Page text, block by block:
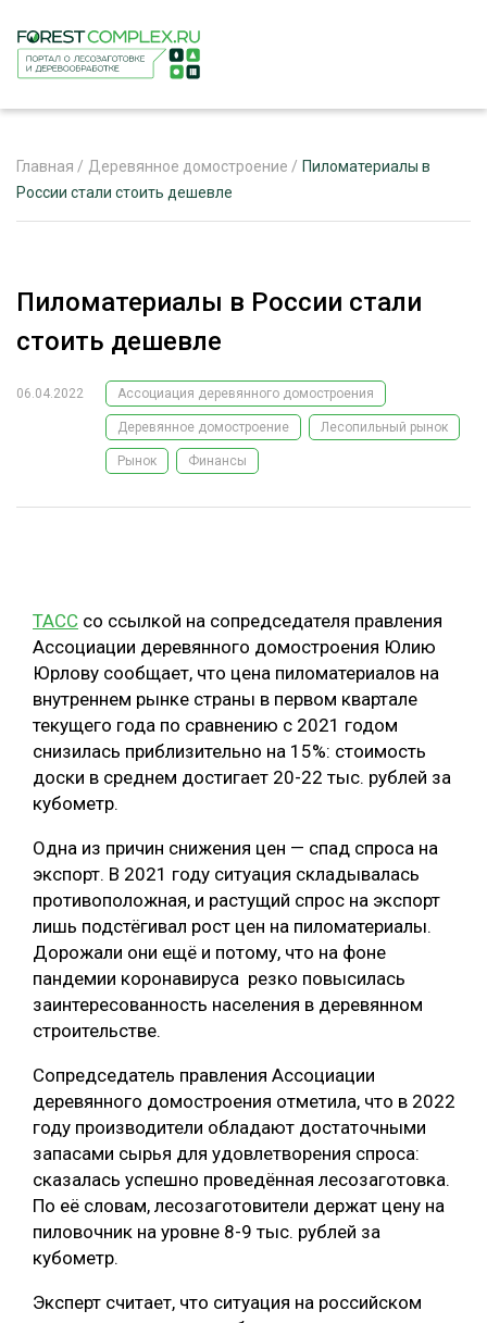
РЕКЛАМОДАТЕЛЯМ
ЛЕСНОЕ ХОЗЯЙСТВО
ЛЕСОЗАГОТОВКА
ЛЕСОВОССТАНОВЛЕНИЕ И ЗАЩИТА
ЛОГИСТИКА
ПРОИЗВОДСТВО ДРЕВЕСНЫХ ПЛИТ
ЦБП
КОМПЛЕКСНАЯ ПЕРЕРАБОТКА
ЛЕСОПИЛЕНИЕ
БЕЗОПАСНОЕ ПРОИЗВОДСТВО
СУШКА ДРЕВЕСИНЫ
ТЕМАТИЧЕСКИЕ ПРОЕКТЫ
ПОДБОРКИ СТАТЕЙ
ЭКСПЕРТНОЕ МНЕНИЕ
Главная / Деревянное домостроение / Пиломатериалы в
России стали стоить дешевле
Пиломатериалы в России стали
стоить дешевле
06.04.2022 Ассоциация деревянного домостроения
Деревянное домостроение Лесопильный рынок
Рынок Финансы
ТАСС со ссылкой на сопредседателя правления
Ассоциации деревянного домостроения Юлию
Юрлову сообщает, что цена пиломатериалов на
внутреннем рынке страны в первом квартале
текущего года по сравнению с 2021 годом
снизилась приблизительно на 15%: стоимость
доски в среднем достигает 20-22 тыс. рублей за
кубометр.
Одна из причин снижения цен — спад спроса на
экспорт. В 2021 году ситуация складывалась
противоположная, и растущий спрос на экспорт
лишь подстёгивал рост цен на пиломатериалы.
Дорожали они ещё и потому, что на фоне
пандемии коронавируса резко повысилась
заинтересованность населения в деревянном
строительстве.
Сопредседатель правления Ассоциации
деревянного домостроения отметила, что в 2022
году производители обладают достаточными
запасами сырья для удовлетворения спроса:
сказалась успешно проведённая лесозаготовка.
По её словам, лесозаготовители держат цену на
пиловочник на уровне 8-9 тыс. рублей за
кубометр.
Эксперт считает, что ситуация на российском